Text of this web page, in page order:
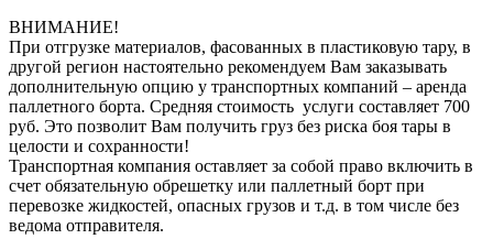
ВНИМАНИЕ!
При отгрузке материалов, фасованных в пластиковую тару, в
другой регион настоятельно рекомендуем Вам заказывать
дополнительную опцию у транспортных компаний – аренда
паллетного борта. Средняя стоимость услуги составляет 700
руб. Это позволит Вам получить груз без риска боя тары в
целости и сохранности!
Транспортная компания оставляет за собой право включить в
счет обязательную обрешетку или паллетный борт при
перевозке жидкостей, опасных грузов и т.д. в том числе без
ведома отправителя.